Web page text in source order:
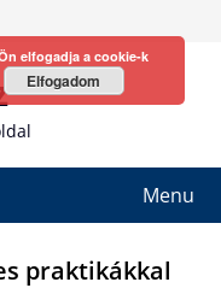
Menu
praktikákkal
elfogadja a cookie-k
Elfogadom